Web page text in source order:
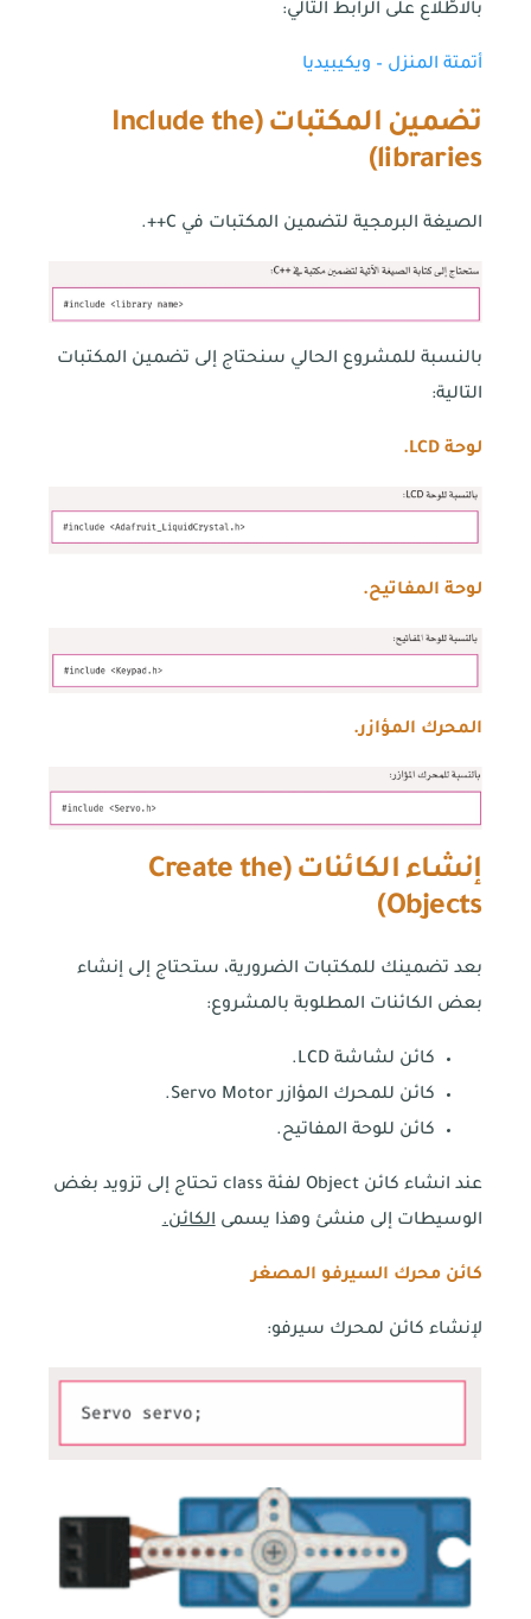
بالاطّلاع على الرابط التالي:
أتمتة المنزل – ويكيبيديا
تضمين المكتبات(
Include the
libraries
)
الصيغة البرمجية لتضمين المكتبات في C++.
بالنسبة للمشروع الحالي سنحتاج إلى تضمين المكتبات
التالية:
لوحةLCD.
لوحة المفاتيح.
المحرك المؤازر.
إنشاء الكائنات(
Create the
Objects
)
بعد تضمينك للمكتبات الضرورية، ستحتاج إلى إنشاء
بعض الكائنات المطلوبة بالمشروع:
كائن لشاشة LCD.
كائن للمحرك المؤازر Servo Motor.
كائن للوحة المفاتيح.
عند انشاء كائن Object لفئة class تحتاج إلى تزويد بغض
الوسيطات إلى منشئ وهذا يسمىالكائن.
كائن محرك السيرفو المصغر
لإنشاء كائن لمحرك سيرفو: